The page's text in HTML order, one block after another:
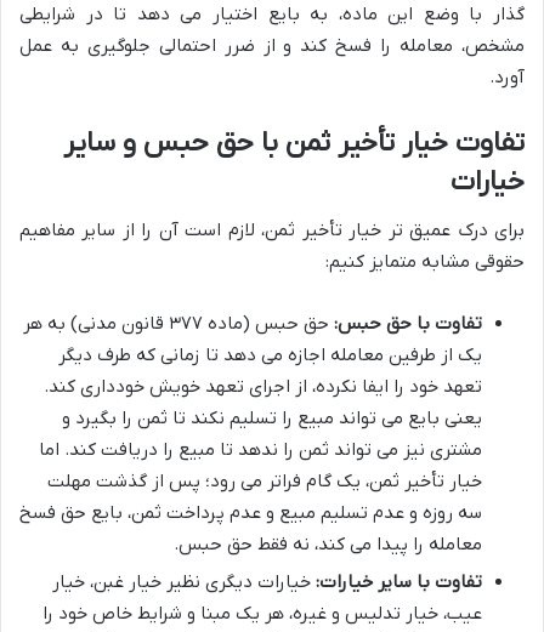
گذار با وضع این ماده، به بایع اختیار می دهد تا در شرایطی
مشخص، معامله را فسخ کند و از ضرر احتمالی جلوگیری به عمل
آورد.
تفاوت خیار تأخیر ثمن با حق حبس و سایر
خیارات
برای درک عمیق تر خیار تأخیر ثمن، لازم است آن را از سایر مفاهیم
حقوقی مشابه متمایز کنیم:
تفاوت با حق حبس:
حق حبس (ماده ۳۷۷ قانون مدنی) به هر
یک از طرفین معامله اجازه می دهد تا زمانی که طرف دیگر
تعهد خود را ایفا نکرده، از اجرای تعهد خویش خودداری کند.
یعنی بایع می تواند مبیع را تسلیم نکند تا ثمن را بگیرد و
مشتری نیز می تواند ثمن را ندهد تا مبیع را دریافت کند. اما
خیار تأخیر ثمن، یک گام فراتر می رود؛ پس از گذشت مهلت
سه روزه و عدم تسلیم مبیع و عدم پرداخت ثمن، بایع حق فسخ
معامله را پیدا می کند، نه فقط حق حبس.
تفاوت با سایر خیارات: خیارات دیگری نظیر خیار غبن، خیار
عیب، خیار تدلیس و غیره، هر یک مبنا و شرایط خاص خود را